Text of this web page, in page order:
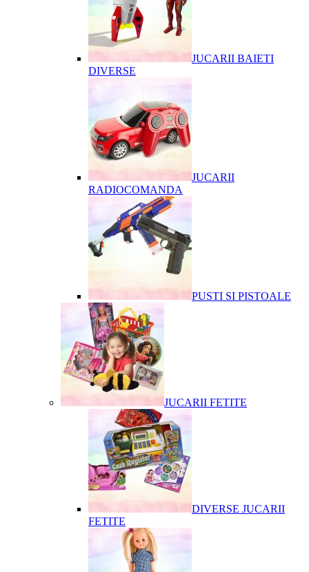
JUCARII BAIETI
DIVERSE
JUCARII
RADIOCOMANDA
PUSTI SI PISTOALE
JUCARII FETITE
DIVERSE JUCARII
FETITE